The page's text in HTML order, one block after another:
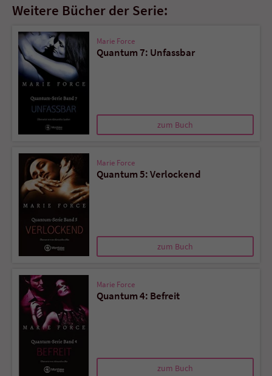
Weitere Bücher der Serie:
Marie Force
Quantum 7: Unfassbar
zum Buch
Marie Force
Quantum 5: Verlockend
zum Buch
Marie Force
Quantum 4: Befreit
zum Buch